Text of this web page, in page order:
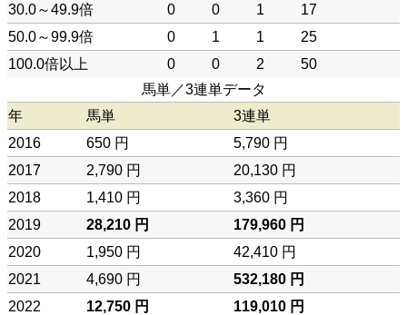
30.0～49.9倍
0 0 1
17
50.0～99.9倍
0 1 1
25
100.0倍以上
0 0 2
50
馬単／3連単データ
年
馬単
3連単
2016
650 円
5,790 円
2017
2,790 円
20,130 円
2018
1,410 円
3,360 円
2019
28,210 円
179,960 円
2020
1,950 円
42,410 円
2021
4,690 円
532,180 円
2022
12,750 円
119,010 円